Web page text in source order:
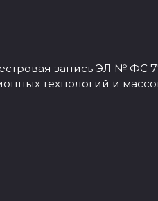
запись ЭЛ № ФС
технологий и